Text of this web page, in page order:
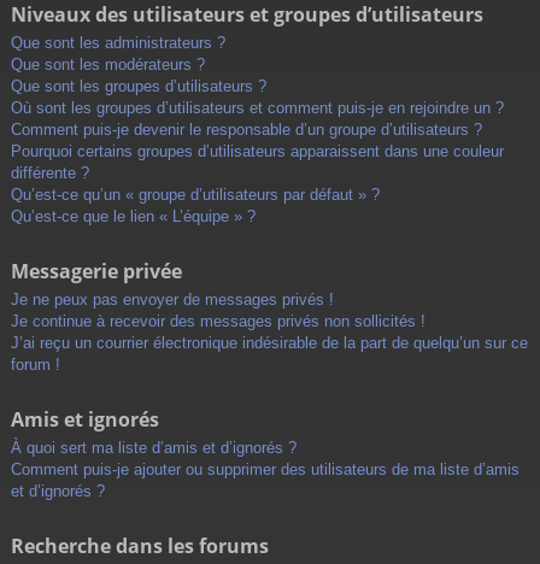
Niveaux des utilisateurs et groupes d’utilisateurs
Que sont les administrateurs ?
Que sont les modérateurs ?
Que sont les groupes d’utilisateurs ?
Où sont les groupes d’utilisateurs et comment puis-je en rejoindre un ?
Comment puis-je devenir le responsable d’un groupe d’utilisateurs ?
Pourquoi certains groupes d’utilisateurs apparaissent dans une couleur
différente ?
Qu’est-ce qu’un « groupe d’utilisateurs par défaut » ?
Qu’est-ce que le lien « L’équipe » ?
Messagerie privée
Je ne peux pas envoyer de messages privés !
Je continue à recevoir des messages privés non sollicités !
J’ai reçu un courrier électronique indésirable de la part de quelqu’un sur ce
forum !
Amis et ignorés
À quoi sert ma liste d’amis et d’ignorés ?
Comment puis-je ajouter ou supprimer des utilisateurs de ma liste d’amis
et d’ignorés ?
Recherche dans les forums